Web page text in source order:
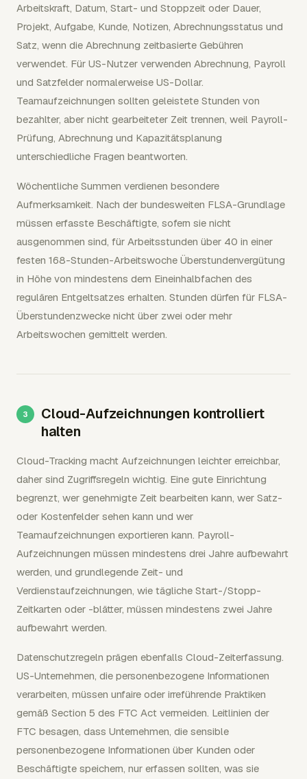
Arbeitskraft, Datum, Start- und Stoppzeit oder Dauer,
Projekt, Aufgabe, Kunde, Notizen, Abrechnungsstatus und
Satz, wenn die Abrechnung zeitbasierte Gebühren
verwendet. Für US-Nutzer verwenden Abrechnung, Payroll
und Satzfelder normalerweise US-Dollar.
Teamaufzeichnungen sollten geleistete Stunden von
bezahlter, aber nicht gearbeiteter Zeit trennen, weil Payroll-
Prüfung, Abrechnung und Kapazitätsplanung
unterschiedliche Fragen beantworten.
Wöchentliche Summen verdienen besondere
Aufmerksamkeit. Nach der bundesweiten FLSA-Grundlage
müssen erfasste Beschäftigte, sofern sie nicht
ausgenommen sind, für Arbeitsstunden über 40 in einer
festen 168-Stunden-Arbeitswoche Überstundenvergütung
in Höhe von mindestens dem Eineinhalbfachen des
regulären Entgeltsatzes erhalten. Stunden dürfen für FLSA-
Überstundenzwecke nicht über zwei oder mehr
Arbeitswochen gemittelt werden.
Cloud-Aufzeichnungen kontrolliert
halten
Cloud-Tracking macht Aufzeichnungen leichter erreichbar,
daher sind Zugriffsregeln wichtig. Eine gute Einrichtung
begrenzt, wer genehmigte Zeit bearbeiten kann, wer Satz-
oder Kostenfelder sehen kann und wer
Teamaufzeichnungen exportieren kann. Payroll-
Aufzeichnungen müssen mindestens drei Jahre aufbewahrt
werden, und grundlegende Zeit- und
Verdienstaufzeichnungen, wie tägliche Start-/Stopp-
Zeitkarten oder -blätter, müssen mindestens zwei Jahre
aufbewahrt werden.
Datenschutzregeln prägen ebenfalls Cloud-Zeiterfassung.
US-Unternehmen, die personenbezogene Informationen
verarbeiten, müssen unfaire oder irreführende Praktiken
gemäß Section 5 des FTC Act vermeiden. Leitlinien der
FTC besagen, dass Unternehmen, die sensible
personenbezogene Informationen über Kunden oder
Beschäftigte speichern, nur erfassen sollten, was sie